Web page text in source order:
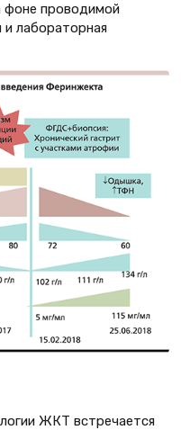
фоне проводимой
и лабораторная
ЖКТ встречается